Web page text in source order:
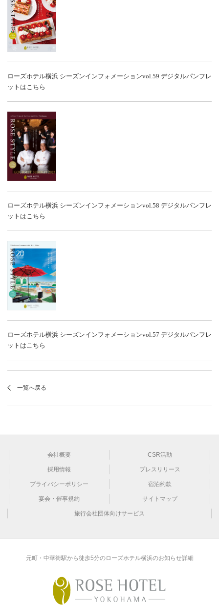
ローズホテル横浜 シーズンインフォメーションvol.59 デジタルパンフレ
ットはこちら
ローズホテル横浜 シーズンインフォメーションvol.58 デジタルパンフレ
ットはこちら
ローズホテル横浜 シーズンインフォメーションvol.57 デジタルパンフレ
ットはこちら
一覧へ戻る
会社概要 CSR活動
採用情報 プレスリリース
プライバシーポリシー 宿泊約款
宴会・催事規約 サイトマップ
旅行会社団体向けサービス
元町・中華街駅から徒歩5分のローズホテル横浜のお知らせ詳細